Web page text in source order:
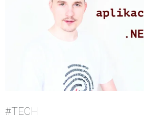
#TECH